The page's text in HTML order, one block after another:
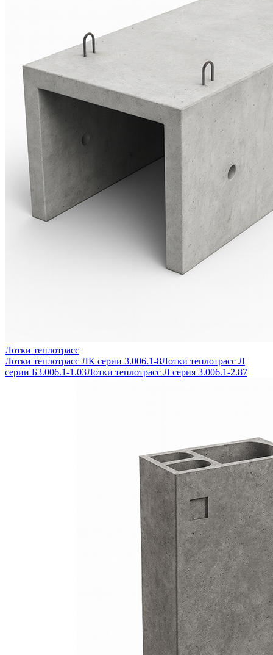
Лотки теплотрасс
Лотки теплотрасс ЛК серии 3.006.1-8Лотки теплотрасс Л
серии Б3.006.1-1.03Лотки теплотрасс Л серия 3.006.1-2.87